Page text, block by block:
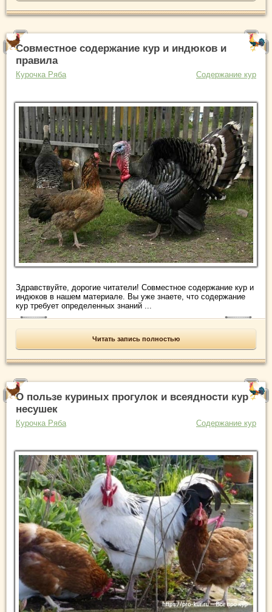
Совместное содержание кур и индюков и
правила
Курочка Ряба Содержание кур
Здравствуйте, дорогие читатели! Совместное содержание кур и
индюков в нашем материале. Вы уже знаете, что содержание
кур требует определенных знаний ...
Читать запись полностью
О пользе куриных прогулок и всеядности кур
несушек
Курочка Ряба Содержание кур